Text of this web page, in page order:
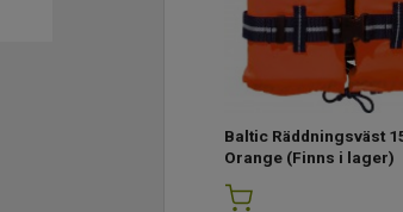
Baltic Räddningsväst
Orange (Finns i lager)